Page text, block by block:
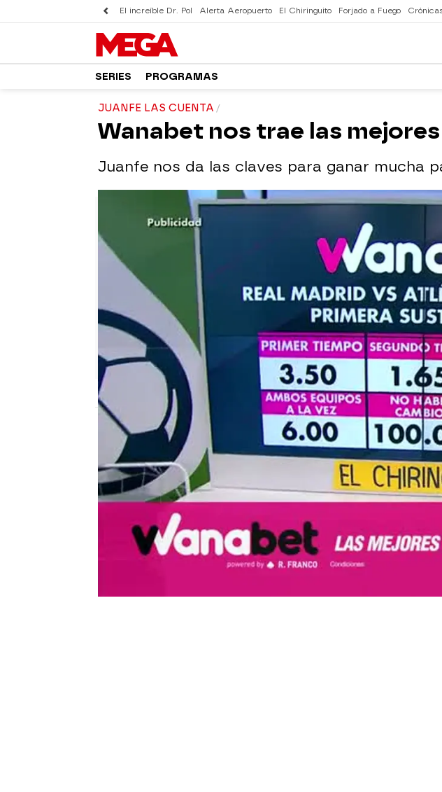
El increíble Dr. Pol Alerta Aeropuerto El Chiringuito Forjado a Fuego
SERIES PROGRAMAS
JUANFE LAS CUENTA
Wanabet nos trae las
Juanfe nos da las claves para ganar mucha
mega
Madrid
Publicado: 08 de junio de 2018, 18:31
el chiringuito wanabet